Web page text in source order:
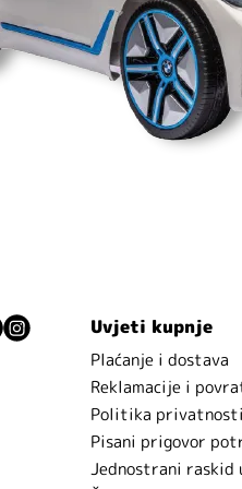
Uvjeti kupnje
Plaćanje i dostava
Reklamacije i
Politika privatnosti
Pisani prigovor
Jednostrani raskid